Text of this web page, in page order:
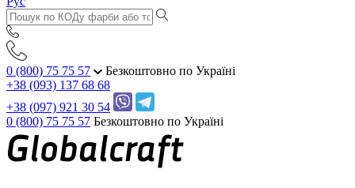
0 (800) 75 75 57
Безкоштовно по Україні
+38 (093) 137 68 68
+38 (097) 921 30 54
0 (800) 75 75 57 Безкоштовно по Україні